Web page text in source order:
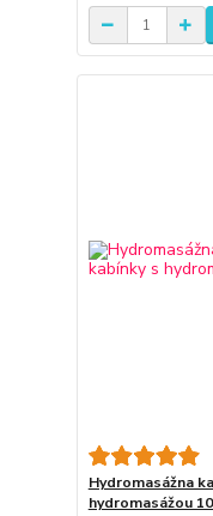
Hydromasážna
hydromasážou